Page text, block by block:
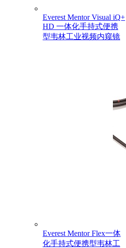
Everest Mentor Visual iQ+
HD 一体化手持式便携
型韦林工业视频内窥镜
Everest Mentor Flex一体
化手持式便携型韦林工